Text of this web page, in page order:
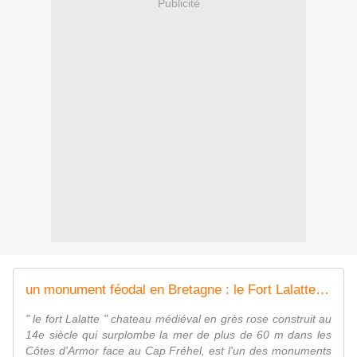
Publicité
un monument féodal en Bretagne : le Fort Lalatte - Le blog de philae
" le fort Lalatte " chateau médiéval en grès rose construit au
14e siècle qui surplombe la mer de plus de 60 m dans les
Côtes d'Armor face au Cap Fréhel, est l'un des monuments